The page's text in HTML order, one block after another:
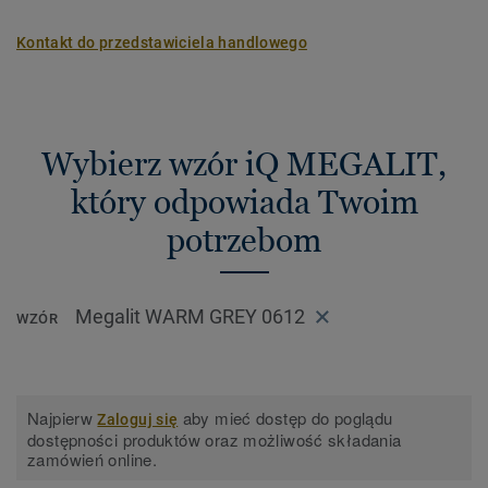
Kontakt do przedstawiciela handlowego
Wybierz wzór iQ MEGALIT,
który odpowiada Twoim
potrzebom
WZÓR Megalit WARM GREY 0612
NajpierwZaloguj się aby mieć dostęp do poglądu
dostępności produktów oraz możliwość składania
zamówień online.